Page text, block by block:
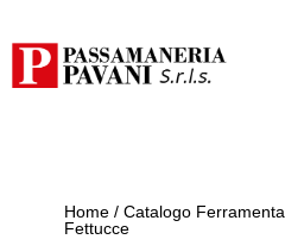
Home/ Catalogo Ferramenta
Fettucce